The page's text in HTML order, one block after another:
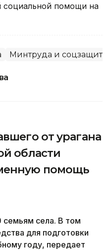
социальной помощи на
Минтруда и
от урагана
области
помощь
семьям села. В том
для подготовки
году, передает